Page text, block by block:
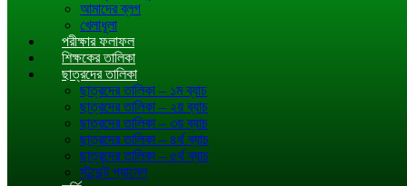
আমাদের ব্লগ
খেলাধূলা
পরীক্ষার ফলাফল
শিক্ষকের তালিকা
ছাত্রদের তালিকা
ছাত্রদের তালিকা – ১ম ব্যাচ
ছাত্রদের তালিকা – ২য় ব্যাচ
ছাত্রদের তালিকা – ৩য় ব্যাচ
ছাত্রদের তালিকা – ৪র্থ ব্যাচ
ছাত্রদের তালিকা – ৫র্থ ব্যাচ
স্টুডেন্ট প্যানেল